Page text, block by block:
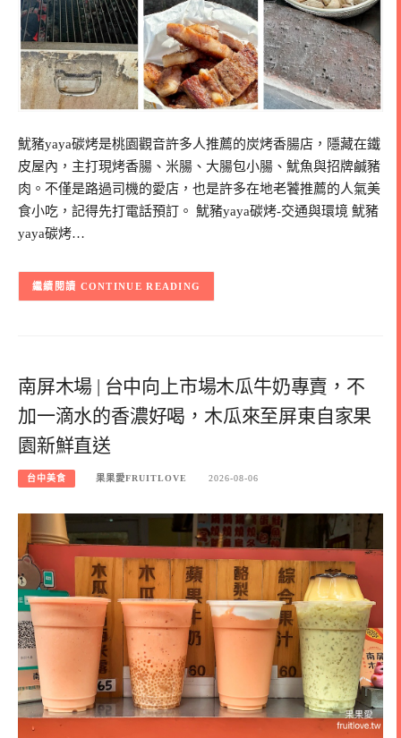
魷豬yaya碳烤是桃園觀音許多人推薦的炭烤香腸店，隱藏在鐵
皮屋內，主打現烤香腸、米腸、大腸包小腸、魷魚與招牌鹹豬
肉。不僅是路過司機的愛店，也是許多在地老饕推薦的人氣美
食小吃，記得先打電話預訂。 魷豬yaya碳烤-交通與環境 魷豬
yaya碳烤…
CONTINUE READING
南屏木場 | 台中向上市場木瓜牛奶專賣，不
加一滴水的香濃好喝，木瓜來至屏東自家果
園新鮮直送
台中美食 果果愛FRUITLOVE 2026-08-06